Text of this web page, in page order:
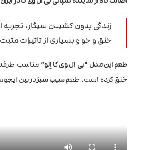
زندگی بدون کشیدن سیگار،
خلق و خو و بسیاری از تاثیرات
طعم این مدل “بی ال وی کا اِلو” مناسب
خلق کرده است. طعمسیب سبزدر بین